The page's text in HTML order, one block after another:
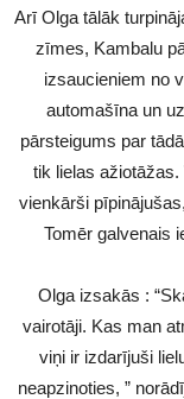
Arī Olga tālāk
zīmes, Kambalu
izsaucieniem no
automašīna un
pārsteigums par
tik lielas ažiotāžas.
vienkārši
Tomēr galvenais
Olga izsakās :
vairotāji. Kas man
viņi ir izdarījuši
neapzinoties, ”